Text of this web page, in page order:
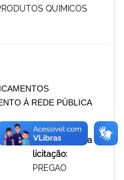
QUIMICOS
À REDE PÚBLICA
de
Modalidade da
licitação:
PREGAO